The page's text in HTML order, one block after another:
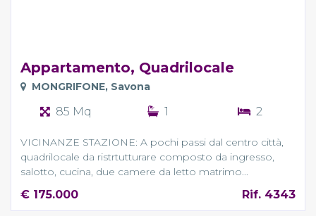
Appartamento, Quadrilocale
MONGRIFONE, Savona
85 Mq 1 2
VICINANZE STAZIONE: A pochi passi dal centro città,
quadrilocale da ristrtutturare composto da ingresso,
salotto, cucina, due camere da letto matrimo...
€ 175.000 Rif. 4343